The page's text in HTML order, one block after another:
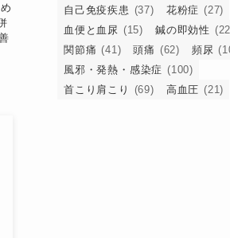
自己免疫疾患 (37) 花粉症 (27)
血便と血尿 (15) 鍼の即効性
関節痛 (41) 頭痛 (62) 頻尿
風邪・発熱・感染症 (100)
首こり肩こり
(69) 高血圧 (21)